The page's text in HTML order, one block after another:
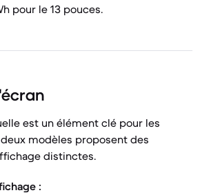
pour le 13 pouces.
est un élément clé pour les
modèles proposent des
distinctes.
: